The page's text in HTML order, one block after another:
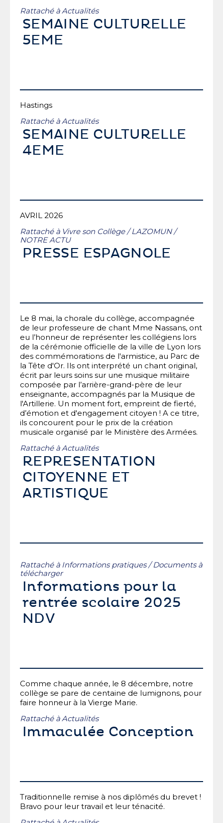
Rattaché à Actualités
SEMAINE CULTURELLE
5EME
Hastings
Rattaché à Actualités
SEMAINE CULTURELLE
4EME
AVRIL 2026
Rattaché à Vivre son Collège /LAZOMUN /
NOTRE ACTU
PRESSE ESPAGNOLE
Le 8 mai, la chorale du collège, accompagnée
de leur professeure de chant Mme Nassans, ont
eu l’honneur de représenter les collégiens lors
de la cérémonie officielle de la ville de Lyon lors
des commémorations de l'armistice, au Parc de
la Tête d'Or. Ils ont interprété un chant original,
écrit par leurs soins sur une musique militaire
composée par l’arrière-grand-père de leur
enseignante, accompagnés par la Musique de
l'Artillerie. Un moment fort, empreint de fierté,
d’émotion et d'engagement citoyen ! A ce titre,
ils concourent pour le prix de la création
musicale organisé par le Ministère des Armées.
Rattaché à Actualités
REPRESENTATION
CITOYENNE ET
ARTISTIQUE
Rattaché à Informations pratiques /Documents à
télécharger
Informations pour la
rentrée scolaire 2025
NDV
Comme chaque année, le 8 décembre, notre
collège se pare de centaine de lumignons, pour
faire honneur à la Vierge Marie.
Rattaché à Actualités
Immaculée Conception
Traditionnelle remise à nos diplômés du brevet !
Bravo pour leur travail et leur ténacité.